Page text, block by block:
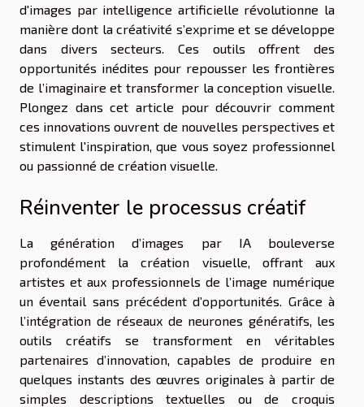
d'images par intelligence artificielle révolutionne la
manière dont la créativité s’exprime et se développe
dans divers secteurs. Ces outils offrent des
opportunités inédites pour repousser les frontières
de l’imaginaire et transformer la conception visuelle.
Plongez dans cet article pour découvrir comment
ces innovations ouvrent de nouvelles perspectives et
stimulent l'inspiration, que vous soyez professionnel
ou passionné de création visuelle.
Réinventer le processus créatif
La génération d’images par IA bouleverse
profondément la création visuelle, offrant aux
artistes et aux professionnels de l’image numérique
un éventail sans précédent d’opportunités. Grâce à
l’intégration de réseaux de neurones génératifs, les
outils créatifs se transforment en véritables
partenaires d’innovation, capables de produire en
quelques instants des œuvres originales à partir de
simples descriptions textuelles ou de croquis